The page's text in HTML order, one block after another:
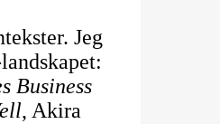
Jeg
Business
, Akira